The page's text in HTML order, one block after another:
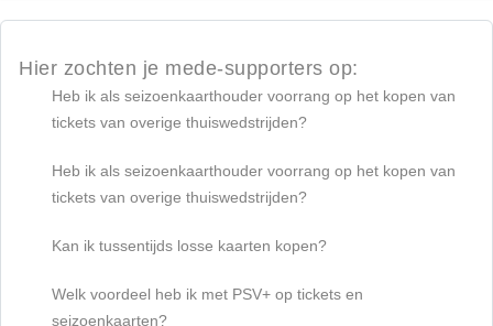
Hier zochten je mede-supporters op:
Heb ik als seizoenkaarthouder voorrang op het kopen van
tickets van overige thuiswedstrijden?
Heb ik als seizoenkaarthouder voorrang op het kopen van
tickets van overige thuiswedstrijden?
Kan ik tussentijds losse kaarten kopen?
Welk voordeel heb ik met PSV+ op tickets en
seizoenkaarten?